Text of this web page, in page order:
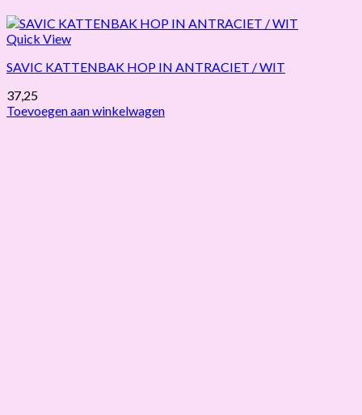
Quick View
SAVIC KATTENBAK HOP IN ANTRACIET / WIT
37,25
Toevoegen aan winkelwagen